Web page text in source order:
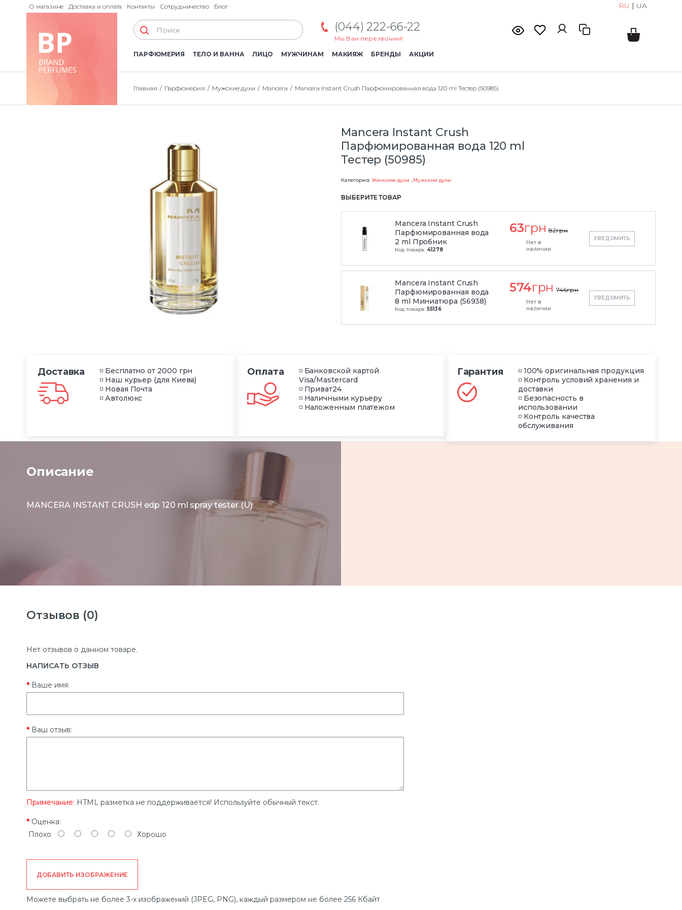
О магазине Доставка и оплата Контакты Сотрудничество Блог RU | UA
(044) 222-66-22
Мы Вам перезвоним!
ПАРФЮМЕРИЯ ТЕЛО И ВАННА ЛИЦО МУЖЧИНАМ МАКИЯЖ БРЕНДЫ АКЦИИ
Главная Парфюмерия Мужские духи Mancera Mancera Instant Crush Парфюмированная вода 120 ml Тестер (50985)
Mancera Instant Crush
Парфюмированная вода 120 ml
Тестер (50985)
Категория: Женские духи , Мужские духи
ВЫБЕРИТЕ ТОВАР
Mancera Instant Crush
Парфюмированная вода
2 ml Пробник
Код товара: 41278
63грн 82грн
Нет в
наличии
УВЕДОМИТЬ
Mancera Instant Crush
Парфюмированная вода
8 ml Миниатюра (56938)
Код товара: 55136
574грн 746грн
Нет в
наличии
УВЕДОМИТЬ
Доставка
◽ Бесплатно от 2000 грн
◽ Наш курьер (для Киева)
◽ Новая Почта
◽ Автолюкс
Оплата
◽ Банковской картой
Visa/Mastercard
◽ Приват24
◽ Наличными курьеру
◽ Наложенным платежом
Гарантия
◽ 100% оригинальная продукция
◽ Контроль условий хранения и
доставки
◽ Безопасность в
использовании
◽ Контроль качества
обслуживания
Описание
MANCERA INSTANT CRUSH edp 120 ml spray tester (U)
Отзывов (0)
Нет отзывов о данном товаре.
НАПИСАТЬ ОТЗЫВ
Ваше имя:
Ваш отзыв:
Примечание: HTML разметка не поддерживается! Используйте обычный текст.
Оценка:
Плохо
Хорошо
ДОБАВИТЬ ИЗОБРАЖЕНИЕ
Можете выбрать не более 3-х изображений (JPEG, PNG), каждый размером не более 256 Кбайт